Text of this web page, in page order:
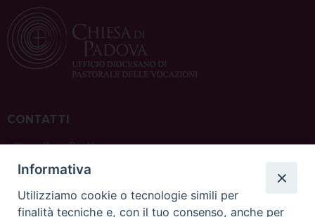
CONTATTI
ufficio: Casa Pio X
via Bonporti, 20 – 35141 Padova
tel: +39 351 619 2354
e mail:ufficiovocazionipadova@gmail.com
Informativa
Utilizziamo cookie o tecnologie simili per
finalità tecniche e, con il tuo consenso, anche per